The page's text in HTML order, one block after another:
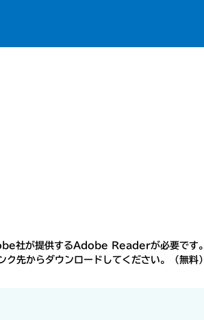
社が提供するAdobe Readerが必要です。
先からダウンロードしてください。（無料）